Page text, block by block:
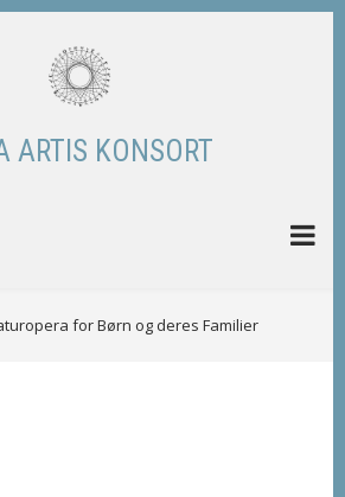
ARTIS KONSORT
for Børn og deres Familier